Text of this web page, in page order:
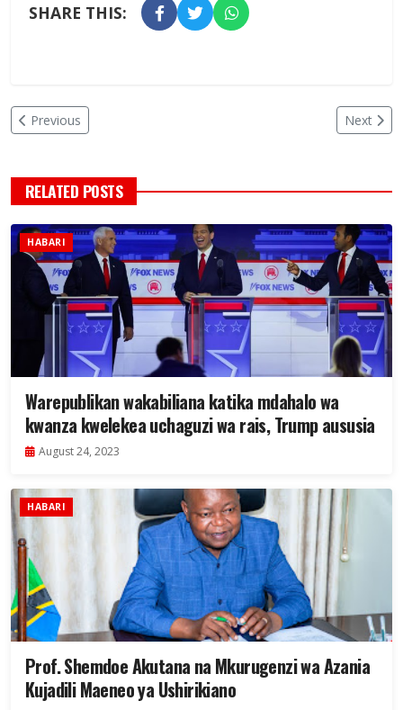
SHARE THIS:
Previous Next
RELATED POSTS
HABARI
Warepublikan wakabiliana katika mdahalo wa
kwanza kwelekea uchaguzi wa rais, Trump aususia
August 24, 2023
HABARI
Prof. Shemdoe Akutana na Mkurugenzi wa Azania
Kujadili Maeneo ya Ushirikiano